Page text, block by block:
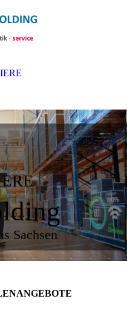
Sachsen